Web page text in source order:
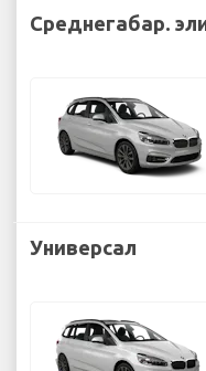
Среднегабар.
Универсал